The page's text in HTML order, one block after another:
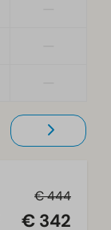
€ 444
€ 342